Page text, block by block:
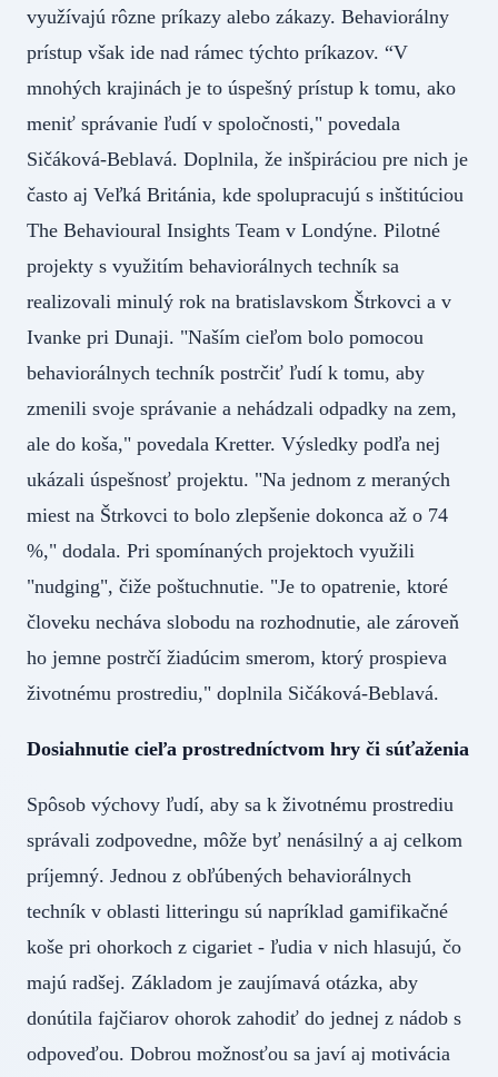
využívajú rôzne príkazy alebo zákazy. Behaviorálny
prístup však ide nad rámec týchto príkazov. “V
mnohých krajinách je to úspešný prístup k tomu, ako
meniť správanie ľudí v spoločnosti," povedala
Sičáková-Beblavá. Doplnila, že inšpiráciou pre nich je
často aj Veľká Británia, kde spolupracujú s inštitúciou
The Behavioural Insights Team v Londýne. Pilotné
projekty s využitím behaviorálnych techník sa
realizovali minulý rok na bratislavskom Štrkovci a v
Ivanke pri Dunaji. "Naším cieľom bolo pomocou
behaviorálnych techník postrčiť ľudí k tomu, aby
zmenili svoje správanie a nehádzali odpadky na zem,
ale do koša," povedala Kretter. Výsledky podľa nej
ukázali úspešnosť projektu. "Na jednom z meraných
miest na Štrkovci to bolo zlepšenie dokonca až o 74
%," dodala. Pri spomínaných projektoch využili
"nudging", čiže poštuchnutie. "Je to opatrenie, ktoré
človeku necháva slobodu na rozhodnutie, ale zároveň
ho jemne postrčí žiadúcim smerom, ktorý prospieva
životnému prostrediu," doplnila Sičáková-Beblavá.
Dosiahnutie cieľa prostredníctvom hry či súťaženia
Spôsob výchovy ľudí, aby sa k životnému prostrediu
správali zodpovedne, môže byť nenásilný a aj celkom
príjemný. Jednou z obľúbených behaviorálnych
techník v oblasti litteringu sú napríklad gamifikačné
koše pri ohorkoch z cigariet - ľudia v nich hlasujú, čo
majú radšej. Základom je zaujímavá otázka, aby
donútila fajčiarov ohorok zahodiť do jednej z nádob s
odpoveďou. Dobrou možnosťou sa javí aj motivácia